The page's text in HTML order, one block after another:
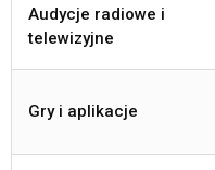
Audycje radiowe i
telewizyjne
Gry i aplikacje